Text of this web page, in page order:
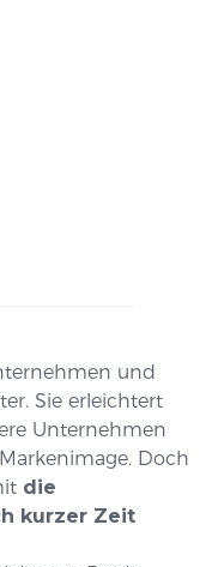
und
Sie erleichtert
Unternehmen
Doch
die
kurzer Zeit